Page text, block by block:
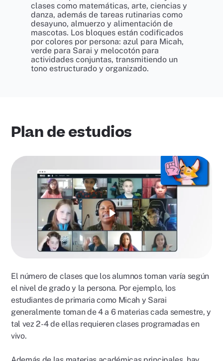
Plan de estudios
Reproducir
video
El número de clases que los alumnos toman varía según
el nivel de grado y la persona. Por ejemplo, los
estudiantes de primaria como Micah y Sarai
generalmente toman de 4 a 6 materias cada semestre, y
tal vez 2-4 de ellas requieren clases programadas en
vivo.